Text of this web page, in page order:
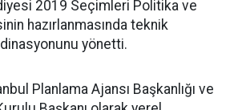
2019 Seçimleri Politika ve
hazırlanmasında teknik
yönetti.
Planlama Ajansı Başkanlığı ve